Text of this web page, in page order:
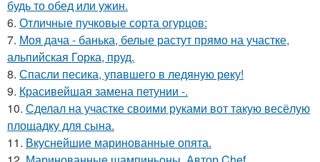
будь то обед или ужин.
6. Отличные пучковые сорта огурцов:
7. Моя дача - банька, белые растут прямо на участке,
альпийская Горка, пруд.
8. Спасли песика, упaвшего в ледяную рeку!
9. Красивейшая замена петунии -.
10. Сделал на участке своими руками вот такую весёлую
площадку для сына.
11. Вкуснейшие маринованные опята.